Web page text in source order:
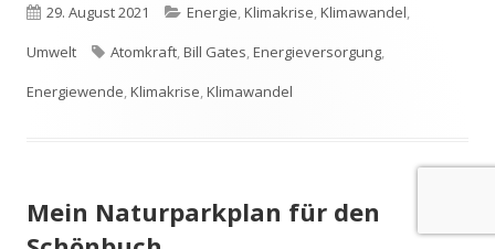
Veröffentlicht
am
29. August 2021 Kategorien
Energie,Klimakrise,Klimawandel,
Umwelt
Schlagwörter
Atomkraft,Bill Gates,Energieversorgung,
Energiewende,Klimakrise,Klimawandel
Mein Naturparkplan für den